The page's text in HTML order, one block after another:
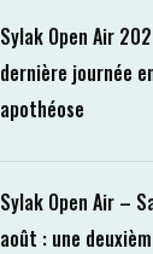
Sylak Open Air
dernière journée
apothéose
Sylak Open Air –
août : une